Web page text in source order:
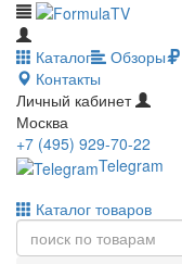
Каталог Обзоры
Контакты
Личный кабинет
Москва
+7 (495) 929-70-22
Telegram
Каталог товаров